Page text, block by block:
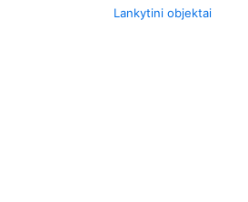
Lankytini objektai